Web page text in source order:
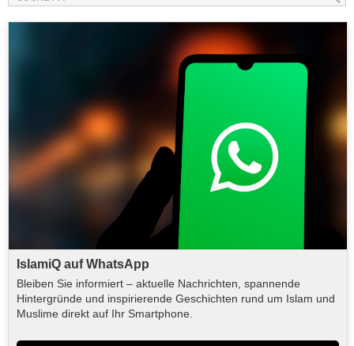
IslamiQ auf WhatsApp
Bleiben Sie informiert – aktuelle Nachrichten, spannende
Hintergründe und inspirierende Geschichten rund um Islam und
Muslime direkt auf Ihr Smartphone.